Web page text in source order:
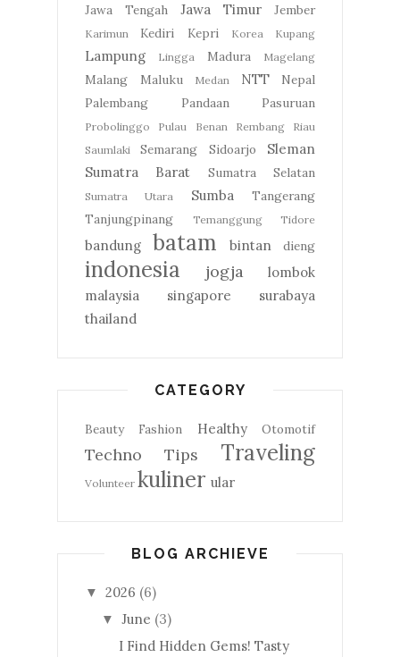
Jawa Tengah Jawa Timur Jember
Karimun Kediri Kepri Korea Kupang
Lampung Lingga Madura Magelang
Malang Maluku Medan NTT
Nepal
Palembang
Pandaan Pasuruan
Probolinggo Pulau Benan Rembang
Riau
Saumlaki
Semarang Sidoarjo
Sleman
Sumatra Barat
Sumatra Selatan
Sumatra Utara Sumba
Tangerang
Tanjungpinang
Temanggung Tidore
bandung batam bintan dieng
indonesia jogja
lombok
malaysia
singapore
surabaya
thailand
CATEGORY
Beauty Fashion Healthy Otomotif
Techno Tips Traveling
Volunteer kuliner ular
BLOG ARCHIEVE
▼ 2026 (6)
▼ June (3)
I Find Hidden Gems! Tasty